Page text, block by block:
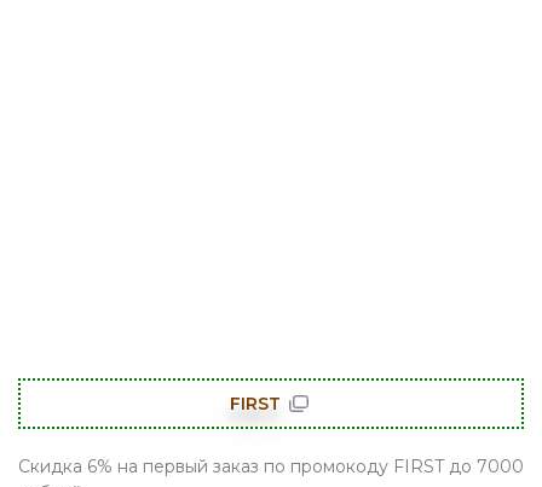
FIRST
Скидка 6% на первый заказ по промокоду FIRST до 7000